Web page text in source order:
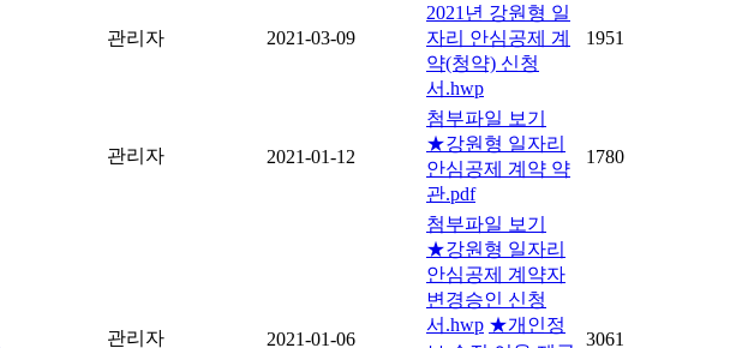
관리자 2021-03-09
2021년 강원형 일
자리 안심공제 계
약(청약) 신청
서.hwp
1951
관리자 2021-01-12
첨부파일 보기
★강원형 일자리
안심공제 계약 약
관.pdf
1780
관리자 2021-01-06
첨부파일 보기
★강원형 일자리
안심공제 계약자
변경승인 신청
서.hwp ★개인정
3061